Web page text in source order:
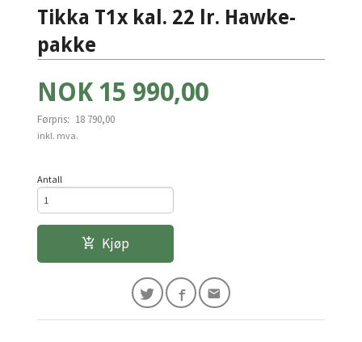
Tikka T1x kal. 22 lr. Hawke-
pakke
Tilbud
NOK 15 990,00
Førpris: 18 790,00
Rabatt
inkl. mva.
Antall
Kjøp